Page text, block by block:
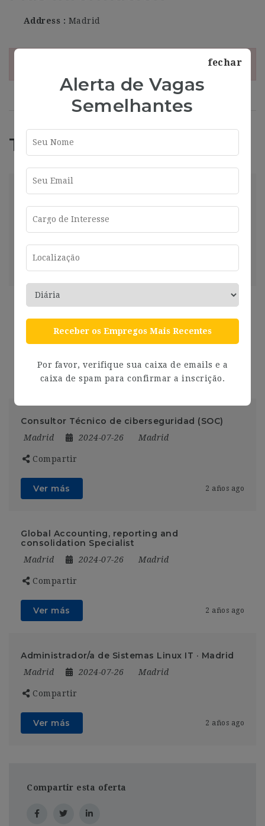
Address Madrid
Trabajos Relacionados
market
Compartir
Ver más
Senior Analyst Insights & Analytics Iberia
Compartir
Ver más 2 años ago
Consultor Técnico de ciberseguridad (SOC)
Madrid 2024-07-26 Madrid
Compartir
Ver más 2 años ago
Global Accounting, reporting and
consolidation Specialist
Madrid 2024-07-26 Madrid
Compartir
Ver más 2 años ago
Administrador/a de Sistemas Linux IT · Madrid
Madrid 2024-07-26 Madrid
Compartir
Ver más 2 años ago
Compartir esta oferta
fechar
Alerta de Vagas
Semelhantes
Receber os Empregos Mais Recentes
Por favor, verifique sua caixa de emails e a
caixa de spam para confirmar a inscrição.